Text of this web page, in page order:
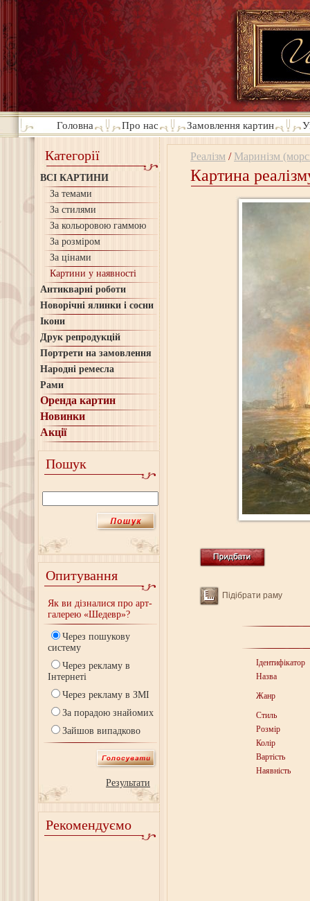
Головна Про нас Замовлення картин
Категорії
ВСІ КАРТИНИ
За темами
За стилями
За кольоровою гаммою
За розміром
За цінами
Картини у наявності
Антикварні роботи
Новорічні ялинки і сосни
Ікони
Друк репродукцій
Портрети на замовлення
Народні ремесла
Рами
Оренда картин
Новинки
Акції
Пошук
Опитування
Як ви дізналися про арт-
галерею «Шедевр»?
Через пошукову
систему
Через рекламу в
Інтернеті
Через рекламу в ЗМІ
За порадою знайомих
Зайшов випадково
Результати
Рекомендуємо
Реалізм / Маринізм
Картина
Підібрати раму
Ідентифікатор
Назва
Жанр
Стиль
Розмір
Колір
Вартість
Наявність